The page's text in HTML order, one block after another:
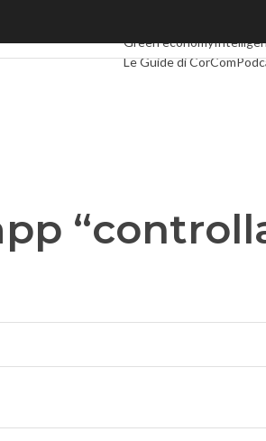
Green economy
Le Guide di CorCom